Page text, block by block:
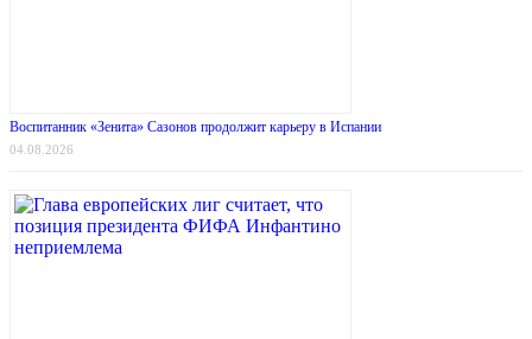
Воспитанник «Зенита» Сазонов продолжит карьеру в Испании
04.08.2026